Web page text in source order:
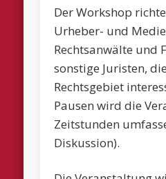
Der Workshop
Urheber- und
Rechtsanwälte und
sonstige Juristen,
Rechtsgebiet
Pausen wird die
Zeitstunden
Diskussion).